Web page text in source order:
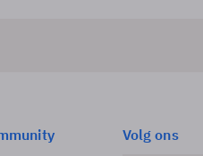
Volg ons